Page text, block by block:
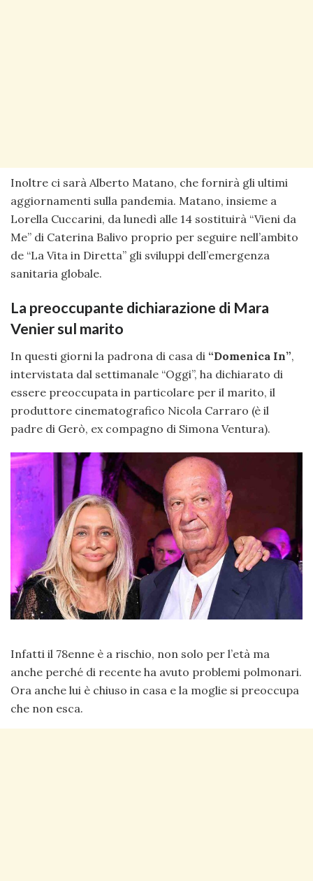
Inoltre ci sarà Alberto Matano, che fornirà gli ultimi
aggiornamenti sulla pandemia. Matano, insieme a
Lorella Cuccarini, da lunedì alle 14 sostituirà “Vieni da
Me” di Caterina Balivo proprio per seguire nell’ambito
de “La Vita in Diretta” gli sviluppi dell’emergenza
sanitaria globale.
La preoccupante dichiarazione di Mara
Venier sul marito
In questi giorni la padrona di casa di “Domenica In”,
intervistata dal settimanale “Oggi”, ha dichiarato di
essere preoccupata in particolare per il marito, il
produttore cinematografico Nicola Carraro (è il
padre di Gerò, ex compagno di Simona Ventura).
Infatti il 78enne è a rischio, non solo per l’età ma
anche perché di recente ha avuto problemi polmonari.
Ora anche lui è chiuso in casa e la moglie si preoccupa
che non esca.